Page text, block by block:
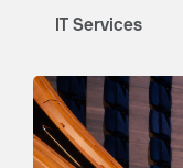
IT Services